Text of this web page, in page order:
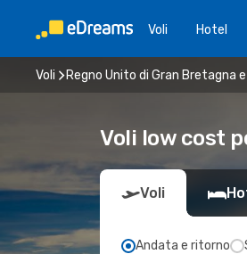
Voli Hotel
Voli Regno Unito di Gran Bretagna
Voli low cost
Voli
Andata e ritorno